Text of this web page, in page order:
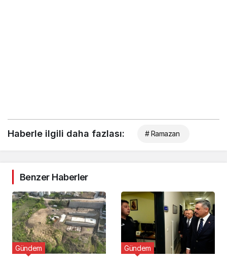
Haberle ilgili daha fazlası: # Ramazan
Benzer Haberler
Gündem Gündem